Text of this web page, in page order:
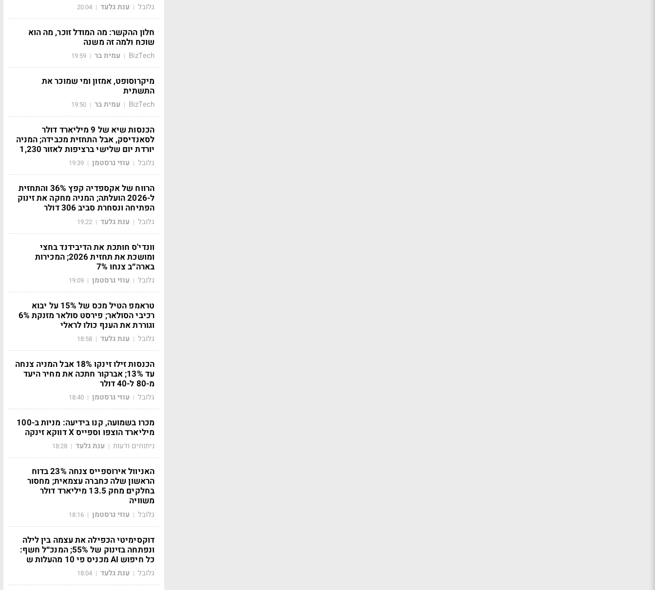
גלובל | ענת גלעד |
20:04
חלון ההקשר: מה המודל זוכר, מה הוא
שוכח ולמה זה משנה
BizTech
| עמית בר |
19:59
מיקרוסופט, אמזון ומי שמוכר את
התשתית
BizTech
| עמית בר |
19:50
הכנסות שיא של 9 מיליארד דולר
לסאנדיסק, אבל התחזית מכבידה; המניה
יורדת יום שלישי ברציפות לאזור 1,230
גלובל | עוזי גרסטמן |
19:39
הרווח של אקספדיה קפץ 36% והתחזית
ל-2026 הועלתה; המניה מחקה את זינוק
הפתיחה ונסחרת סביב 306 דולר
גלובל | ענת גלעד |
19:22
וונדי'ס חותכת את הדיבידנד בחצי
ומושכת את תחזית 2026; המכירות
בארה״ב צנחו 7%
גלובל | עוזי גרסטמן |
19:09
טראמפ הטיל מכס של 15% על יבוא
רכיבי הסולאר; פירסט סולאר מזנקת 6%
וגוררת את הענף כולו לראלי
גלובל | ענת גלעד |
18:58
הכנסות זילו זינקו 18% אבל המניה צנחה
עד 13%; אברקור חתכה את מחיר היעד
מ-80 ל-40 דולר
גלובל | עוזי גרסטמן |
18:40
מכרו בשמועה, קנו בידיעה: מניות ב-100
מיליארד הוצפו וספייס X דווקא זינקה
ניתוחים ודעות | ענת גלעד |
18:28
האניוול אירוספייס צנחה 23% בדוח
הראשון שלה כחברה עצמאית; מחסור
בחלקים מחק 13.5 מיליארד דולר
משוויה
גלובל | עוזי גרסטמן |
18:16
דוקסימיטי הכפילה את עצמה בין לילה
ונפתחה בזינוק של 55%; המנכ״ל חשף:
כל חיפוש AI מכניס פי 10 מהעלות ש
גלובל | ענת גלעד |
18:04